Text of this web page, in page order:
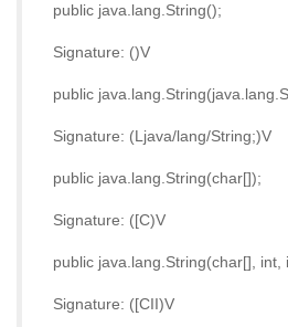
public java.lang.String();
Signature: ()V
public
Signature: (Ljava/lang/String;)V
public java.lang.String(char[]);
Signature: ([C)V
public java.lang.String(char[], int,
Signature: ([CII)V